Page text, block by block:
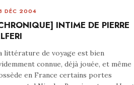
DÉC 2004
INTIME DE PIERRE
littérature de voyage est bien
connue, déjà jouée, et même
en France certains portes